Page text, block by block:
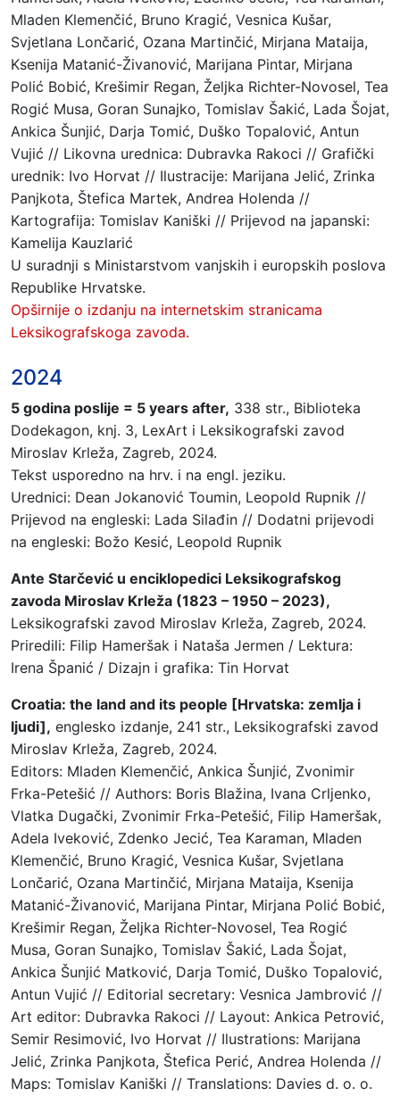
Mladen Klemenčić, Bruno Kragić, Vesnica Kušar,
Svjetlana Lončarić, Ozana Martinčić, Mirjana Mataija,
Ksenija Matanić-Živanović, Marijana Pintar, Mirjana
Polić Bobić, Krešimir Regan, Željka Richter-Novosel, Tea
Rogić Musa, Goran Sunajko, Tomislav Šakić, Lada Šojat,
Ankica Šunjić, Darja Tomić, Duško Topalović, Antun
Vujić // Likovna urednica: Dubravka Rakoci // Grafički
urednik: Ivo Horvat // Ilustracije: Marijana Jelić, Zrinka
Panjkota, Štefica Martek, Andrea Holenda //
Kartografija: Tomislav Kaniški // Prijevod na japanski:
Kamelija Kauzlarić
U suradnji s Ministarstvom vanjskih i europskih poslova
Republike Hrvatske.
Opširnije o izdanju na internetskim stranicama
Leksikografskoga zavoda.
2024
5 godina poslije = 5 years after, 338 str., Biblioteka
Dodekagon, knj. 3, LexArt i Leksikografski zavod
Miroslav Krleža, Zagreb, 2024.
Tekst usporedno na hrv. i na engl. jeziku.
Urednici: Dean Jokanović Toumin, Leopold Rupnik //
Prijevod na engleski: Lada Silađin // Dodatni prijevodi
na engleski: Božo Kesić, Leopold Rupnik
Ante Starčević u enciklopedici Leksikografskog
zavoda Miroslav Krleža (1823 – 1950 – 2023),
Leksikografski zavod Miroslav Krleža, Zagreb, 2024.
Priredili: Filip Hameršak i Nataša Jermen / Lektura:
Irena Španić / Dizajn i grafika: Tin Horvat
Croatia: the land and its people [Hrvatska: zemlja i
ljudi], englesko izdanje, 241 str., Leksikografski zavod
Miroslav Krleža, Zagreb, 2024.
Editors: Mladen Klemenčić, Ankica Šunjić, Zvonimir
Frka-Petešić // Authors: Boris Blažina, Ivana Crljenko,
Vlatka Dugački, Zvonimir Frka-Petešić, Filip Hameršak,
Adela Iveković, Zdenko Jecić, Tea Karaman, Mladen
Klemenčić, Bruno Kragić, Vesnica Kušar, Svjetlana
Lončarić, Ozana Martinčić, Mirjana Mataija, Ksenija
Matanić-Živanović, Marijana Pintar, Mirjana Polić Bobić,
Krešimir Regan, Željka Richter-Novosel, Tea Rogić
Musa, Goran Sunajko, Tomislav Šakić, Lada Šojat,
Ankica Šunjić Matković, Darja Tomić, Duško Topalović,
Antun Vujić // Editorial secretary: Vesnica Jambrović //
Art editor: Dubravka Rakoci // Layout: Ankica Petrović,
Semir Resimović, Ivo Horvat // Ilustrations: Marijana
Jelić, Zrinka Panjkota, Štefica Perić, Andrea Holenda //
Maps: Tomislav Kaniški // Translations: Davies d. o. o.